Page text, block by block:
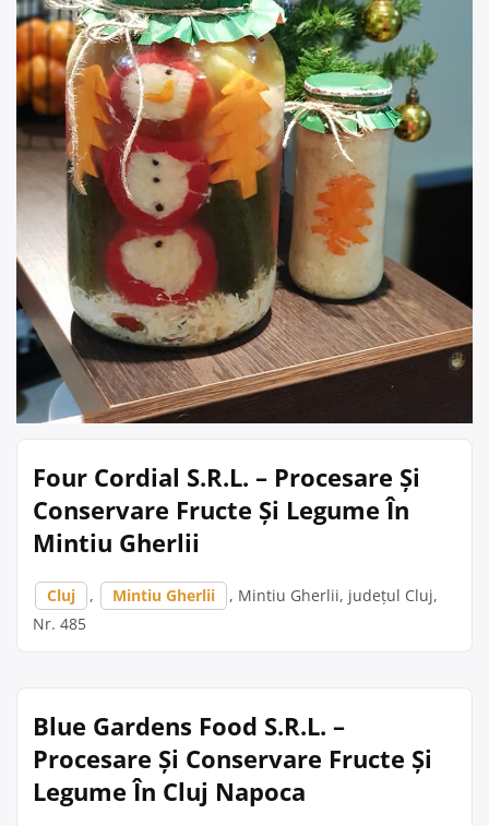
Four Cordial S.R.L. – Procesare Și
Conservare Fructe Și Legume În
Mintiu Gherlii
Cluj , Mintiu Gherlii
, Mintiu Gherlii, județul Cluj,
Nr. 485
Blue Gardens Food S.R.L. –
Procesare Și Conservare Fructe Și
Legume În Cluj Napoca